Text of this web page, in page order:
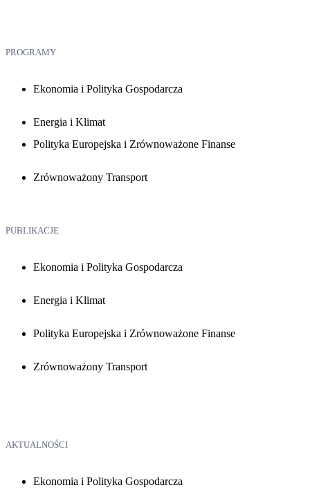
PROGRAMY
Ekonomia i Polityka Gospodarcza
Energia i Klimat
Polityka Europejska i Zrównoważone Finanse
Zrównoważony Transport
PUBLIKACJE
Ekonomia i Polityka Gospodarcza
Energia i Klimat
Polityka Europejska i Zrównoważone Finanse
Zrównoważony Transport
AKTUALNOŚCI
Ekonomia i Polityka Gospodarcza